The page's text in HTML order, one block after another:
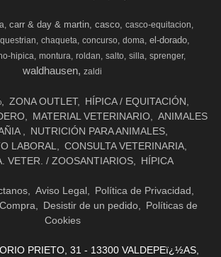
carr & day & martin casco
casco-equitacion
chaqueta concurso doma el-dorado
hipica montura roldan salto silla sprenger
waldhausen zaldi
ZONA OUTLET
HÍPICA / EQUITACIÓN
MATERIAL VETERINARIO
ANIMALES
NUTRICIÓN PARA ANIMALES
LABORAL
CONSULTA VETERINARIA
VETER. / ZOOSANTIARIOS
HÍPICA
Aviso Legal
Política de Privacidad
Desistir de un pedido
Políticas de
Cookies
PRIETO, 31 - 13300 VALDEPEï¿½AS,